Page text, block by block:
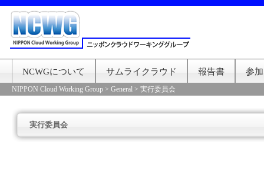
NCWGについて サムライクラウド 報告書 参
NIPPON Cloud Working Group > General > 実行委員会
実行委員会